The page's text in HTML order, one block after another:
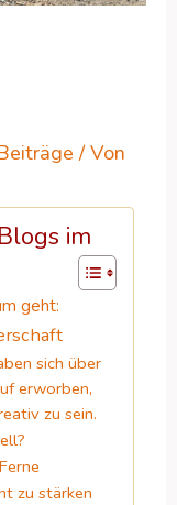
/ Von
im
geht:
sich über
erworben,
zu sein.
zu stärken